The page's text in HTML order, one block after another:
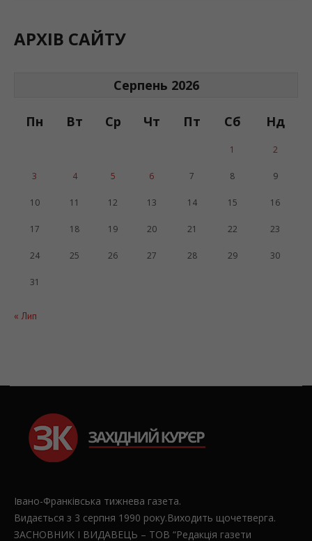
АРХІВ САЙТУ
Серпень 2026
Пн Вт Ср Чт Пт Сб Нд
« Лип
1 2
3 4 5 6 7 8 9
10 11 12 13 14 15 16
17 18 19 20 21 22 23
24 25 26 27 28 29 30
31
Івано-Франківська тижнева газета.
Видається з 3 серпня 1990 року.Виходить щочетверга.
ЗАСНОВНИК І ВИДАВЕЦЬ – ТОВ “Редакція газети